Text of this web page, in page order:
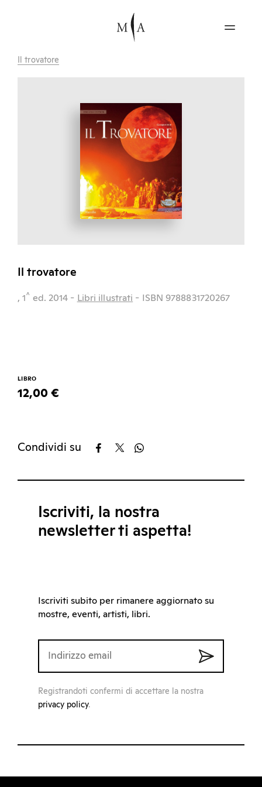
Il trovatore
Il trovatore
, 1^ ed. 2014 - Libri illustrati - ISBN 9788831720267
LIBRO
12,00 €
Condividi su
Iscriviti, la nostra
newsletter ti aspetta!
Iscriviti subito per rimanere aggiornato su
mostre, eventi, artisti, libri.
Registrandoti confermi di accettare la nostra
privacy policy.